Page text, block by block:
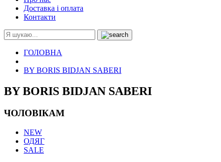
Доставка і оплата
Контакти
ГОЛОВНА
BY BORIS BIDJAN SABERI
BY BORIS BIDJAN SABERI
ЧОЛОВІКАМ
NEW
ОДЯГ
SALE